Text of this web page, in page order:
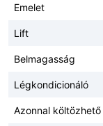
Emelet
Lift
Belmagasság
Légkondicionáló
Azonnal költözhető